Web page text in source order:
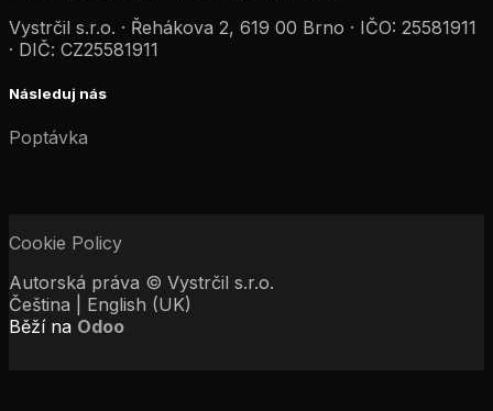
Vystrčil s.r.o. · Řehákova 2, 619 00 Brno · IČO: 25581911
· DIČ: CZ25581911
Následuj nás
Poptávka
Cookie Policy
Autorská práva © Vystrčil s.r.o.
Čeština
English (UK)
Běží na Odoo